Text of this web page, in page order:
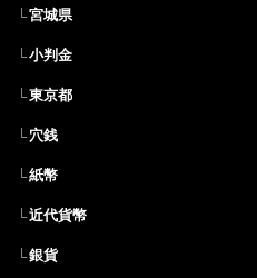
宮城県
小判金
東京都
穴銭
紙幣
近代貨幣
銀貨